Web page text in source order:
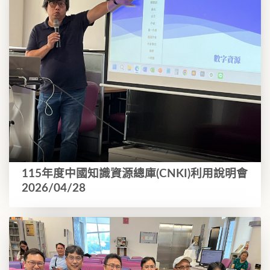
115年度中國知識資源總庫(CNKI)利用說明會
2026/04/28